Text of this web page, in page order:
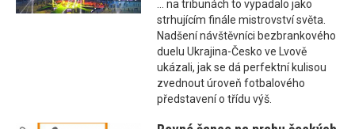
... na tribunách to vypadalo jako
strhujícím finále mistrovství světa.
Nadšení návštěvníci bezbrankového
duelu Ukrajina-Česko ve Lvově
ukázali, jak se dá perfektní kulisou
zvednout úroveň fotbalového
představení o třídu výš.